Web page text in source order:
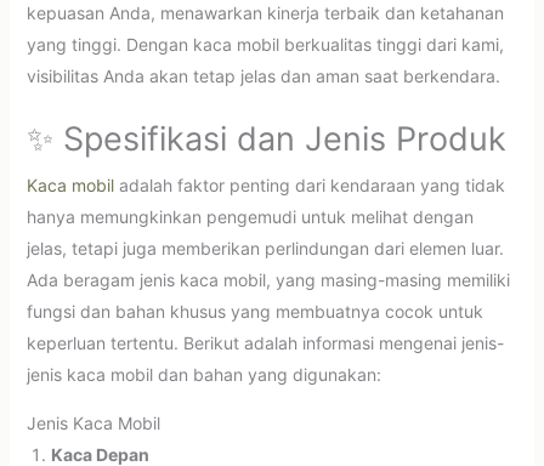
kepuasan Anda, menawarkan kinerja terbaik dan ketahanan
yang tinggi. Dengan kaca mobil berkualitas tinggi dari kami,
visibilitas Anda akan tetap jelas dan aman saat berkendara.
✨ Spesifikasi dan Jenis Produk
Kaca mobiladalah faktor penting dari kendaraan yang tidak
hanya memungkinkan pengemudi untuk melihat dengan
jelas, tetapi juga memberikan perlindungan dari elemen luar.
Ada beragam jenis kaca mobil, yang masing-masing memiliki
fungsi dan bahan khusus yang membuatnya cocok untuk
keperluan tertentu. Berikut adalah informasi mengenai jenis-
jenis kaca mobil dan bahan yang digunakan:
Jenis Kaca Mobil
Kaca Depan